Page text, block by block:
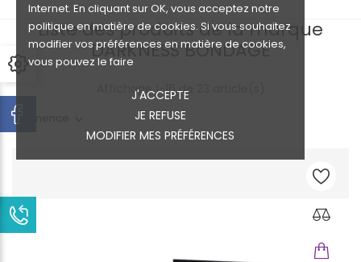
Internet. En cliquant sur OK, vous acceptez notre
politique en matière de cookies. Si vous souhaitez
modifier vos préférences en matière de cookies,
vous pouvez le faire
J'ACCEPTE
JE REFUSE
MODIFIER MES PRÉFÉRENCES
Liste des produits de la marque
DARKNESS BONDAGE
Pertinence
Affichage 1-16 de 23 article(s)